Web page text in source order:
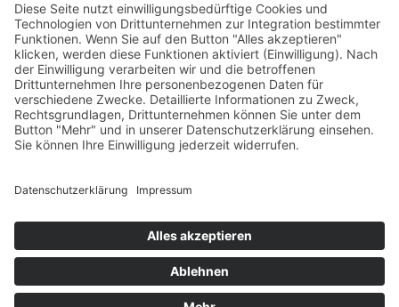
Impressum
Datenschutzerklärung
Cookie-Einstellungen
Programmkino.de richtet sich an Film- und Kinobegeisterte jeden
Geschlechts. Zur besseren Lesbarkeit haben wir uns aber entschlossen,
auf eine Doppelnennung oder Genderzeichen zu verzichten. Wo möglich